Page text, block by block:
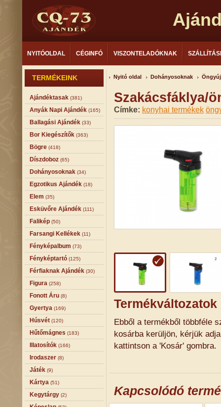
NYITÓOLDAL CÉGINFÓ VISZONTELADÓKNAK
TERMÉKEINK
Ajándéktasak (381)
Anyák Napi Ajándék (165)
Ballagási Ajándék (33)
Bor Kiegészítők (363)
Bögre (418)
Díszdoboz (65)
Dohányosoknak (34)
Egzotikus Ajándék (18)
Elem (35)
Esküvőre Ajándék (111)
Falikép (50)
Farsangi Kellékek (11)
Fényképalbum (73)
Fényképtartó (125)
Férfiaknak Ajándék (30)
Figura (258)
Fonott Áru (8)
Gyertya (169)
Húsvét (120)
Hűtőmágnes (183)
Illatosítók (166)
Irodaszer (8)
Játék (9)
Kártya (51)
Kegytárgy (2)
Nyitó oldal Dohányosoknak
Szakácsfáklya/
Címke: konyhai termékek
Termékváltozatok
Ebből a termékből többféle
kosárba kerüljön, kérjük
kattintson a 'Kosár' gombra.
Kapcsolódó